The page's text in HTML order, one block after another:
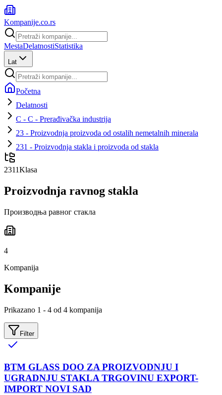
Kompanije.co.rs
MestaDelatnostiStatistika
Lat
Početna
Delatnosti
C - C - Prerađivačka industrija
23 - Proizvodnja proizvoda od ostalih nemetalnih minerala
231 - Proizvodnja stakla i proizvoda od stakla
2311Klasa
Proizvodnja ravnog stakla
Производња равног стакла
4
Kompanija
Kompanije
Prikazano 1 - 4 od 4 kompanija
Filter
BTM GLASS DOO ZA PROIZVODNJU I
UGRADNJU STAKLA TRGOVINU EXPORT-
IMPORT NOVI SAD